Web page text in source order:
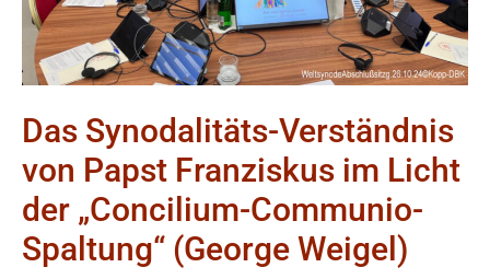
Das Synodalitäts-Verständnis
von Papst Franziskus im Licht
der „Concilium-Communio-
Spaltung“ (George Weigel)
der
„Concilium-
Communio-
Spaltung“
(George
Weigel)